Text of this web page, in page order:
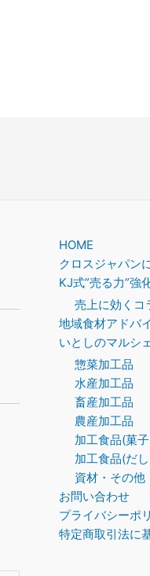
HOME
クロスジャパン
KJ式”売る力”強
売上に効くコ
地域食材アドバ
いとしのマルシ
惣菜加工品
水産加工品
畜産加工品
農産加工品
加工食品(菓
加工食品(だ
資材・その他
お問い合わせ
プライバシーポ
特定商取引法に